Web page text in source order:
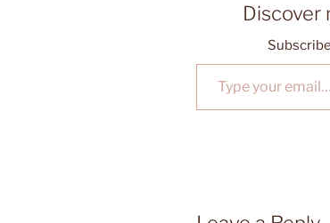
Discover
Type your email…